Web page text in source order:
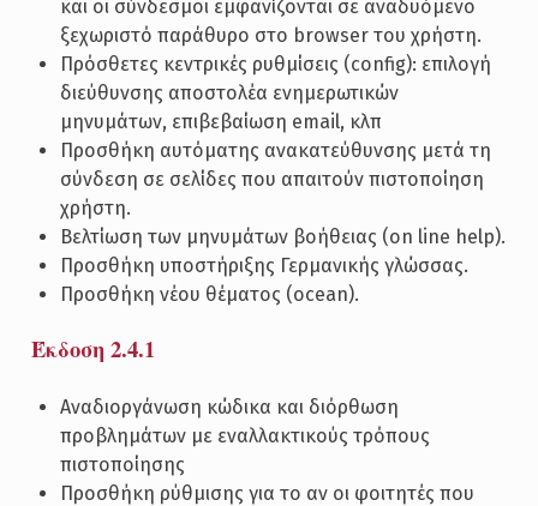
και οι σύνδεσμοι εμφανίζονται σε αναδυόμενο
ξεχωριστό παράθυρο στο browser του χρήστη.
Πρόσθετες κεντρικές ρυθμίσεις (config): επιλογή
διεύθυνσης αποστολέα ενημερωτικών
μηνυμάτων, επιβεβαίωση email, κλπ
Προσθήκη αυτόματης ανακατεύθυνσης μετά τη
σύνδεση σε σελίδες που απαιτούν πιστοποίηση
χρήστη.
Βελτίωση των μηνυμάτων βοήθειας (on line help).
Προσθήκη υποστήριξης Γερμανικής γλώσσας.
Προσθήκη νέου θέματος (ocean).
Έκδοση 2.4.1
Αναδιοργάνωση κώδικα και διόρθωση
προβλημάτων με εναλλακτικούς τρόπους
πιστοποίησης
Προσθήκη ρύθμισης για το αν οι φοιτητές που